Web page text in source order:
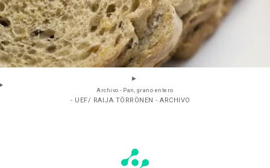
Archivo - Pan, grano entero
- UEF/ RAIJA TÖRRÖNEN - ARCHIVO